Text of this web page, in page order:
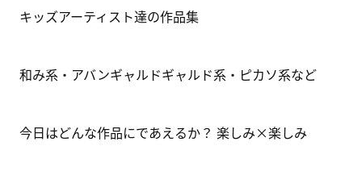
キッズアーティスト達の作品集
和み系・アバンギャルドギャルド系・ピカソ系など
今日はどんな作品にであえるか？ 楽しみ×楽しみ